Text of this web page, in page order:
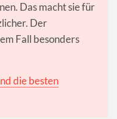
Das macht sie für
Der
Fall besonders
die besten